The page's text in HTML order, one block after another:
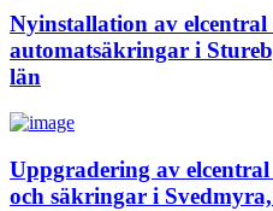
Nyinstallation av
automatsäkringar i
län
Uppgradering av
och säkringar i